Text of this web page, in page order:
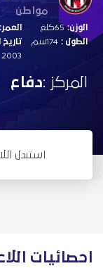
مواطن
الوزن:65كلغ
الطول :
العمر:
تاريخ
2003
المركز :دفاع
استبدل
احصائيات